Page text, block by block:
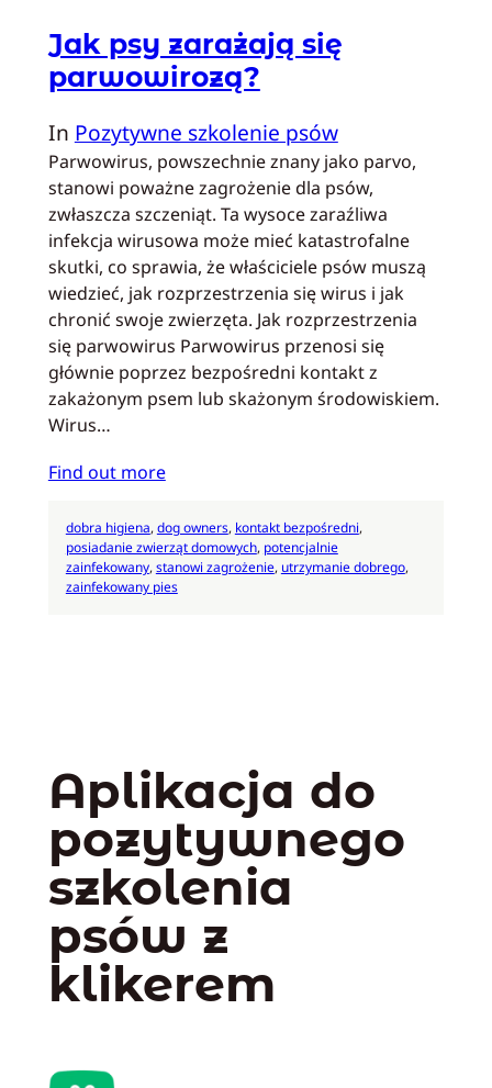
Jak psy zarażają się
parwowirozą?
In Pozytywne szkolenie psów
Parwowirus, powszechnie znany jako parvo,
stanowi poważne zagrożenie dla psów,
zwłaszcza szczeniąt. Ta wysoce zaraźliwa
infekcja wirusowa może mieć katastrofalne
skutki, co sprawia, że właściciele psów muszą
wiedzieć, jak rozprzestrzenia się wirus i jak
chronić swoje zwierzęta. Jak rozprzestrzenia
się parwowirus Parwowirus przenosi się
głównie poprzez bezpośredni kontakt z
zakażonym psem lub skażonym środowiskiem.
Wirus…
Find out more
dobra higiena, dog owners, kontakt bezpośredni
posiadanie zwierząt domowych, potencjalnie
zainfekowany, stanowi zagrożenie, utrzymanie dobrego
zainfekowany pies
Aplikacja do
pozytywnego
szkolenia
psów z
klikerem